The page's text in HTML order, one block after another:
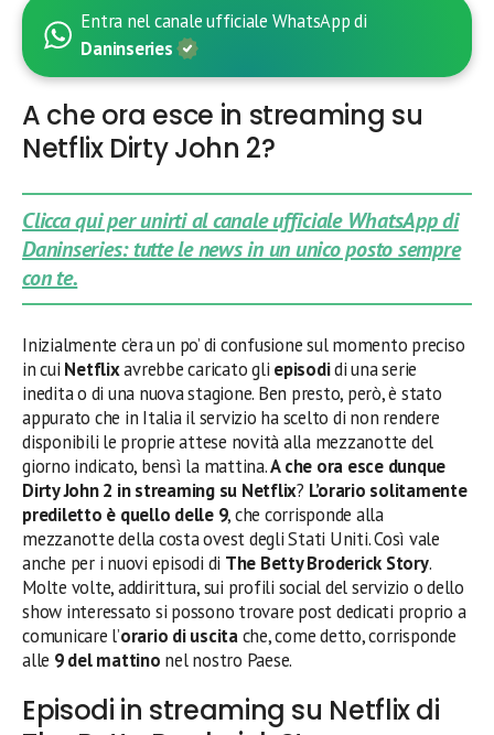
Entra nel canale ufficiale WhatsApp di
Daninseries
A che ora esce in streaming su
Netflix Dirty John 2?
Clicca qui per unirti al canale ufficiale WhatsApp di
Daninseries: tutte le news in un unico posto sempre
con te.
Inizialmente c’era un po’ di confusione sul momento preciso
in cui Netflixavrebbe caricato gli episodidi una serie
inedita o di una nuova stagione. Ben presto, però, è stato
appurato che in Italia il servizio ha scelto di non rendere
disponibili le proprie attese novità alla mezzanotte del
giorno indicato, bensì la mattina.A che ora esce dunque
Dirty John 2 in streaming su Netflix? L’orario solitamente
prediletto è quello delle 9, che corrisponde alla
mezzanotte della costa ovest degli Stati Uniti. Così vale
anche per i nuovi episodi di The Betty Broderick Story.
Molte volte, addirittura, sui profili social del servizio o dello
show interessato si possono trovare post dedicati proprio a
comunicare l’orario di uscitache, come detto, corrisponde
alle 9 del mattino nel nostro Paese.
Episodi in streaming su Netflix di